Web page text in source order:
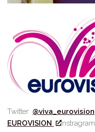
Twitter @viva_eurovision
EUROVISION
Instragram